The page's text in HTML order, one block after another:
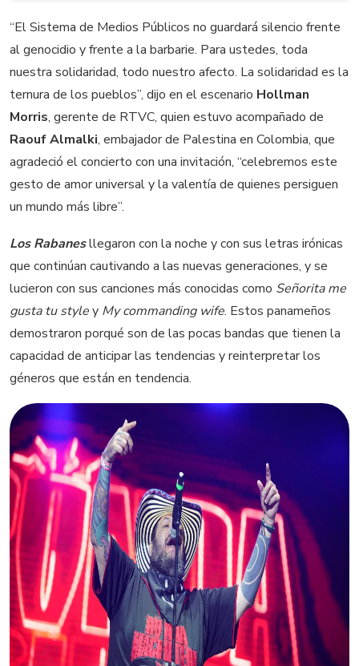
‘‘El Sistema de Medios Públicos no guardará silencio frente
al genocidio y frente a la barbarie. Para ustedes, toda
nuestra solidaridad, todo nuestro afecto. La solidaridad es la
ternura de los pueblos’’, dijo en el escenario Hollman
Morris, gerente de RTVC, quien estuvo acompañado de
Raouf Almalki, embajador de Palestina en Colombia, que
agradeció el concierto con una invitación, “celebremos este
gesto de amor universal y la valentía de quienes persiguen
un mundo más libre”.
Los Rabanesllegaron con la noche y con sus letras irónicas
que continúan cautivando a las nuevas generaciones, y se
lucieron con sus canciones más conocidas como Señorita me
gusta tu styley My commanding wife. Estos panameños
demostraron porqué son de las pocas bandas que tienen la
capacidad de anticipar las tendencias y reinterpretar los
géneros que están en tendencia.